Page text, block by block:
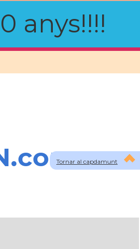
anys!!!!
Tornar al capdamunt